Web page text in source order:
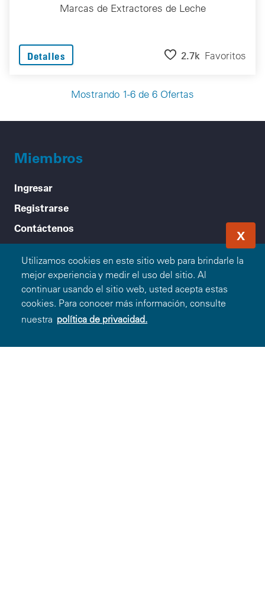
Utilizamos cookies en este sitio web para brindarle la
mejor experiencia y medir el uso del sitio. Al
continuar usando el sitio web, usted acepta estas
cookies. Para conocer más información, consulte
nuestra política de privacidad.
X
Marcas de Extractores de Leche
Detalles 2.7k Favoritos
Mostrando 1-6 de 6 Ofertas
Miembros
Ingresar
Registrarse
Contáctenos
Acerca de Blue365
Nuestra Misión
Cómo Funciona
Preguntas Frecuentes
Compañías Blue Participantes